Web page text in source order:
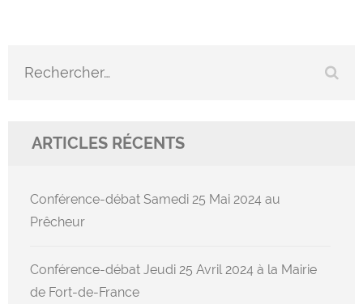
Rechercher :
ARTICLES RÉCENTS
Conférence-débat Samedi 25 Mai 2024 au
Prêcheur
Conférence-débat Jeudi 25 Avril 2024 à la Mairie
de Fort-de-France